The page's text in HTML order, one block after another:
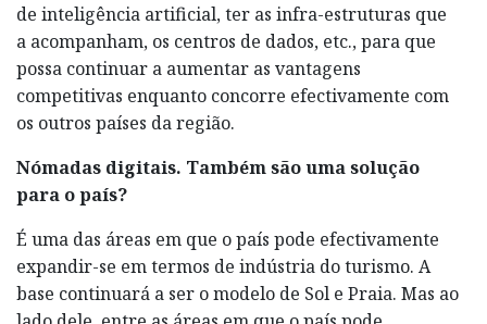
de inteligência artificial, ter as infra-estruturas que
a acompanham, os centros de dados, etc., para que
possa continuar a aumentar as vantagens
competitivas enquanto concorre efectivamente com
os outros países da região.
Nómadas digitais. Tambémsão uma solução
para o país?
É uma das áreas em que o país pode efectivamente
expandir-se em termos de indústria do turismo. A
base continuará a ser o modelo de Sol e Praia. Mas ao